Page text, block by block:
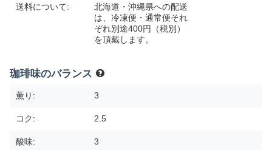
送料について:
北海道・沖縄県への配送
は、冷凍便・通常便それ
ぞれ別途400円（税別）
を頂戴します。
珈琲味のバランス
薫り: 3
コク: 2.5
酸味: 3